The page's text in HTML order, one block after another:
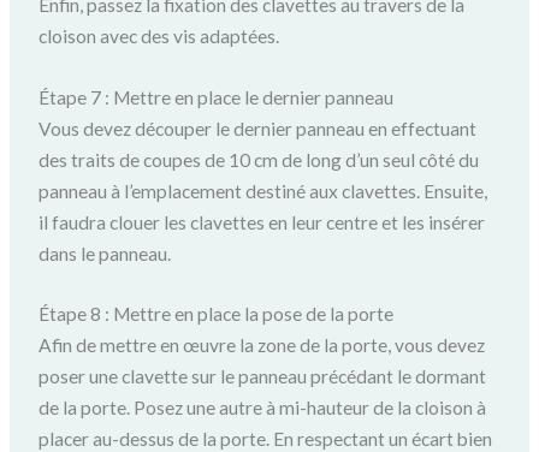
Enfin, passez la fixation des clavettes au travers de la
cloison avec des vis adaptées.
Étape 7 : Mettre en place le dernier panneau
Vous devez découper le dernier panneau en effectuant
des traits de coupes de 10 cm de long d’un seul côté du
panneau à l’emplacement destiné aux clavettes. Ensuite,
il faudra clouer les clavettes en leur centre et les insérer
dans le panneau.
Étape 8 : Mettre en place la pose de la porte
Afin de mettre en œuvre la zone de la porte, vous devez
poser une clavette sur le panneau précédant le dormant
de la porte. Posez une autre à mi-hauteur de la cloison à
placer au-dessus de la porte. En respectant un écart bien